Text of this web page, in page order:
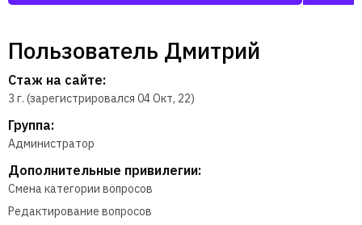
Пользователь Дмитрий
Стаж на сайте:
3 г. (зарегистрировался 04 Окт, 22)
Группа:
Администратор
Дополнительные привилегии:
Смена категории вопросов
Редактирование вопросов